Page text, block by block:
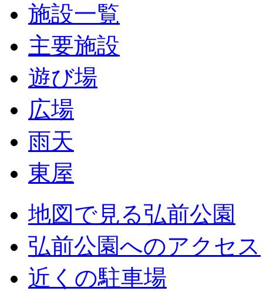
施設一覧
主要施設
遊び場
広場
雨天
東屋
地図で見る弘前公園
弘前公園へのアクセス
近くの駐車場